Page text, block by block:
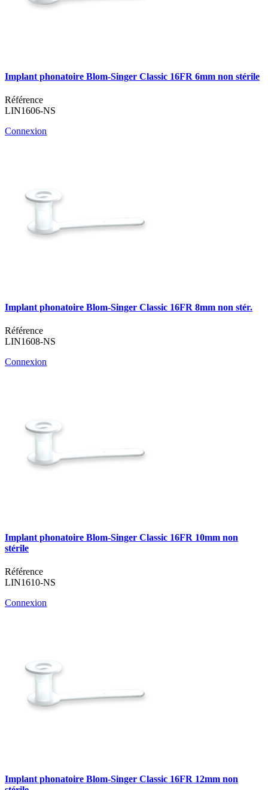
Implant phonatoire Blom-Singer Classic 16FR 6mm non stérile
Référence
LIN1606-NS
Connexion
Implant phonatoire Blom-Singer Classic 16FR 8mm non stér.
Référence
LIN1608-NS
Connexion
Implant phonatoire Blom-Singer Classic 16FR 10mm non
stérile
Référence
LIN1610-NS
Connexion
Implant phonatoire Blom-Singer Classic 16FR 12mm non